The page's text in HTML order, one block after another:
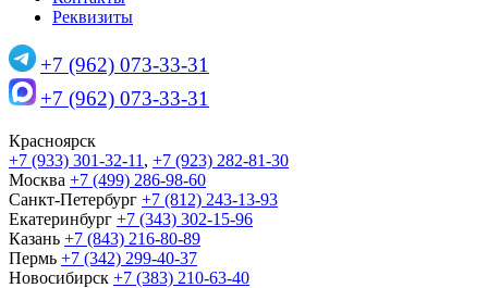
Реквизиты
+7 (962) 073-33-31
+7 (962) 073-33-31
Красноярск
+7 (933) 301-32-11 , +7 (923) 282-81-30
Москва +7 (499) 286-98-60
Санкт-Петербург +7 (812) 243-13-93
Екатеринбург +7 (343) 302-15-96
Казань +7 (843) 216-80-89
Пермь +7 (342) 299-40-37
Новосибирск +7 (383) 210-63-40